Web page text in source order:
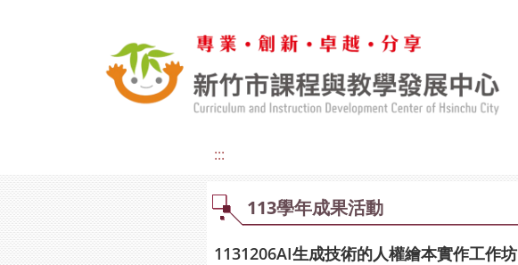
:::
113學年成果活動
1131206AI生成技術的人權繪本實作工作坊